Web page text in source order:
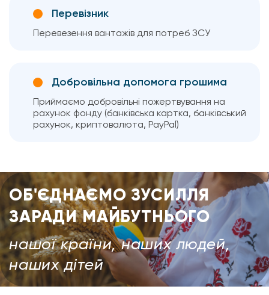
Перевізник
Перевезення вантажів для потреб ЗСУ
Добровільна допомога грошима
Приймаємо добровільні пожертвування на
рахунок фонду (банківська картка, банківський
рахунок, криптовалюта, PayPal)
ОБ'ЄДНАЄМО ЗУСИЛЛЯ
ЗАРАДИ МАЙБУТНЬОГО
нашої країни, наших людей,
наших дітей